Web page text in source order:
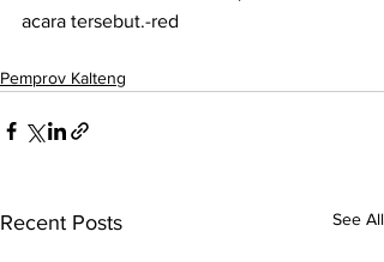
acara tersebut.-red
Pemprov Kalteng
Recent Posts See All